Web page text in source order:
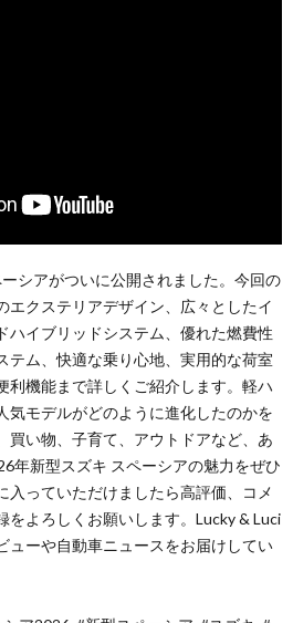
シアがついに公開されました。今回の
エクステリアデザイン、広々としたイ
ハイブリッドシステム、優れた燃費性
テム、快適な乗り心地、実用的な荷室
利機能まで詳しくご紹介します。軽ハ
気モデルがどのように進化したのかを
買い物、子育て、アウトドアなど、あ
年新型スズキ スペーシアの魅力をぜひ
入っていただけましたら高評価、コメ
をよろしくお願いします。Lucky & Luci
ューや自動車ニュースをお届けしてい